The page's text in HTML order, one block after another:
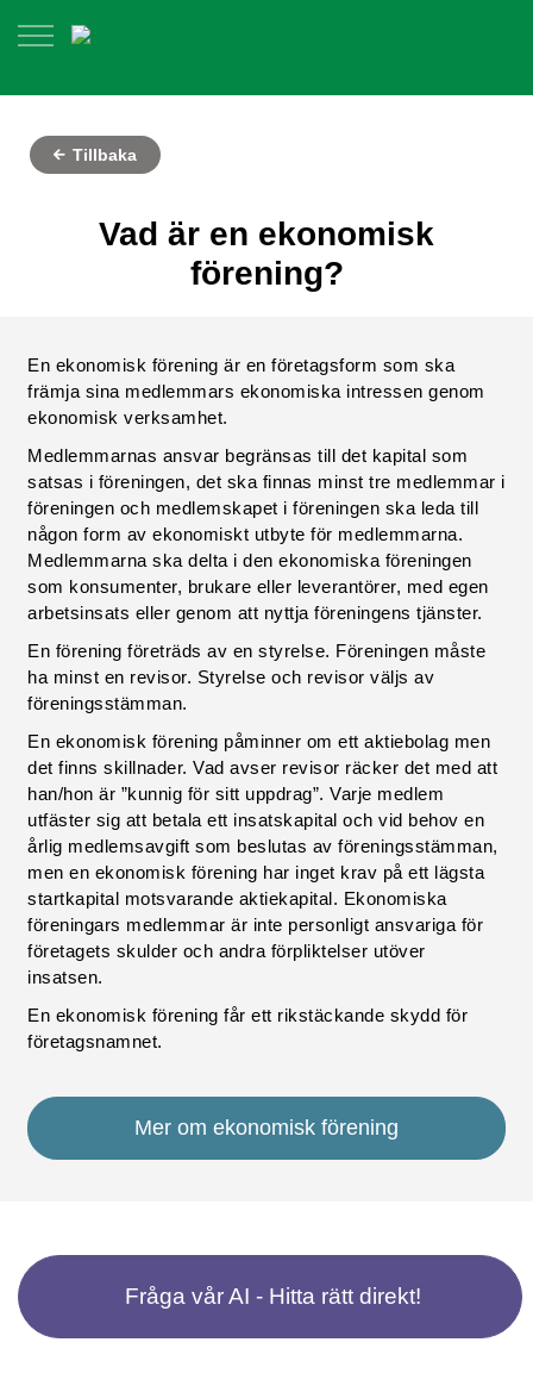
Tillbaka
Vad är en ekonomisk
förening?
En ekonomisk förening är en företagsform som ska
främja sina medlemmars ekonomiska intressen genom
ekonomisk verksamhet.
Medlemmarnas ansvar begränsas till det kapital som
satsas i föreningen, det ska finnas minst tre medlemmar i
föreningen och medlemskapet i föreningen ska leda till
någon form av ekonomiskt utbyte för medlemmarna.
Medlemmarna ska delta i den ekonomiska föreningen
som konsumenter, brukare eller leverantörer, med egen
arbetsinsats eller genom att nyttja föreningens tjänster.
En förening företräds av en styrelse. Föreningen måste
ha minst en revisor. Styrelse och revisor väljs av
föreningsstämman.
En ekonomisk förening påminner om ett aktiebolag men
det finns skillnader. Vad avser revisor räcker det med att
han/hon är ”kunnig för sitt uppdrag”. Varje medlem
utfäster sig att betala ett insatskapital och vid behov en
årlig medlemsavgift som beslutas av föreningsstämman,
men en ekonomisk förening har inget krav på ett lägsta
startkapital motsvarande aktiekapital. Ekonomiska
föreningars medlemmar är inte personligt ansvariga för
företagets skulder och andra förpliktelser utöver
insatsen.
En ekonomisk förening får ett rikstäckande skydd för
företagsnamnet.
Mer om ekonomisk förening
Fråga vår AI - Hitta rätt direkt!